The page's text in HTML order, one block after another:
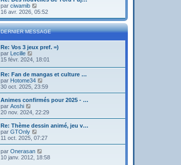
g
e
m
e
s
s
a
r
i
e
r
m
s
a
g
e
e
r
i
e
s
s
par ciwamib
o
i
r
l
d
e
n
i
e
r
m
s
a
g
16 avr. 2026, 05:52
DERNIER MESSAGE
Re: Vos 3 jeux pref. =)
par Lecille
l
e
d
e
r
i
e
r
m
e
s
s
a
15 févr. 2024, 18:01
Re: Fan de mangas et culture …
par Hotome34
o
i
r
e
e
r
n
i
m
30 oct. 2025, 23:59
Animes confirmés pour 2025 - …
par Aoshi
o
i
r
l
e
d
r
n
20 nov. 2024, 22:29
Re: Thème dessin animé, jeu v…
par GTOnly
o
i
r
l
11 oct. 2025, 07:27
par Onerasan
o
10 janv. 2012, 18:58